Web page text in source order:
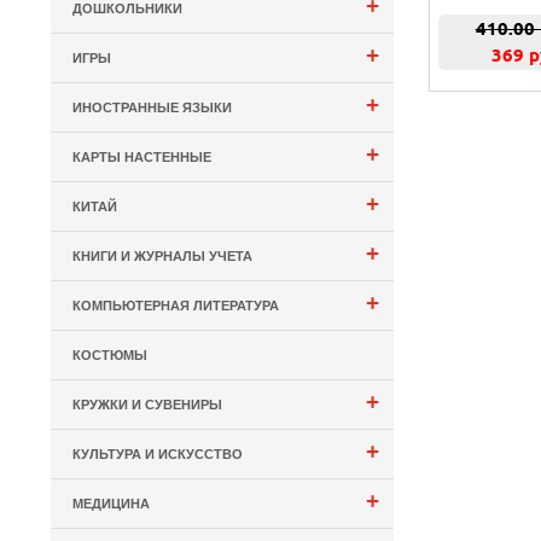
410.00
369
+
ДОШКОЛЬНИКИ
+
ИГРЫ
+
ИНОСТРАННЫЕ ЯЗЫКИ
+
КАРТЫ НАСТЕННЫЕ
+
КИТАЙ
+
КНИГИ И ЖУРНАЛЫ УЧЕТА
+
КОМПЬЮТЕРНАЯ ЛИТЕРАТУРА
КОСТЮМЫ
+
КРУЖКИ И СУВЕНИРЫ
+
КУЛЬТУРА И ИСКУССТВО
+
МЕДИЦИНА